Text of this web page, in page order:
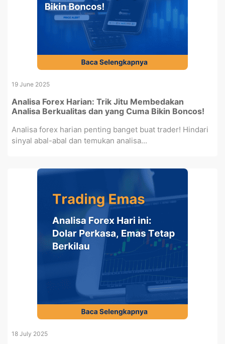
19 June 2025
Analisa Forex Harian: Trik Jitu Membedakan
Analisa Berkualitas dan yang Cuma Bikin Boncos!
Analisa forex harian penting banget buat trader! Hindari
sinyal abal-abal dan temukan analisa...
18 July 2025